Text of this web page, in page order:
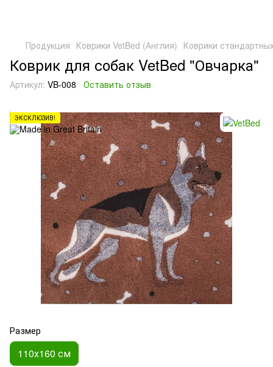
Продукция Коврики VetBed (Англия) Коврики
Коврик для собак VetBed "Овчарка"
Артикул: VB-008 Оставить отзыв
ЭКСКЛЮЗИВ!
Размер
110х160 см